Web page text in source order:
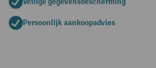
Persoonlijk aankoopadvies